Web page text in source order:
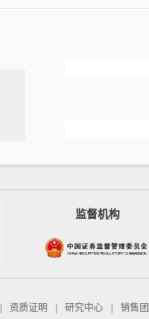
监督机构
资质证明 研究中心
销售